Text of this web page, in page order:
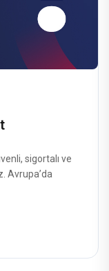
sigortalı ve
Avrupa’da